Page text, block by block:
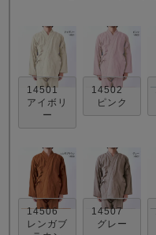
売れ筋ランキング
- Item Ranking -
14501
アイボリ
ー
14502
ピンク
14506
レンガブ
14507
グレー